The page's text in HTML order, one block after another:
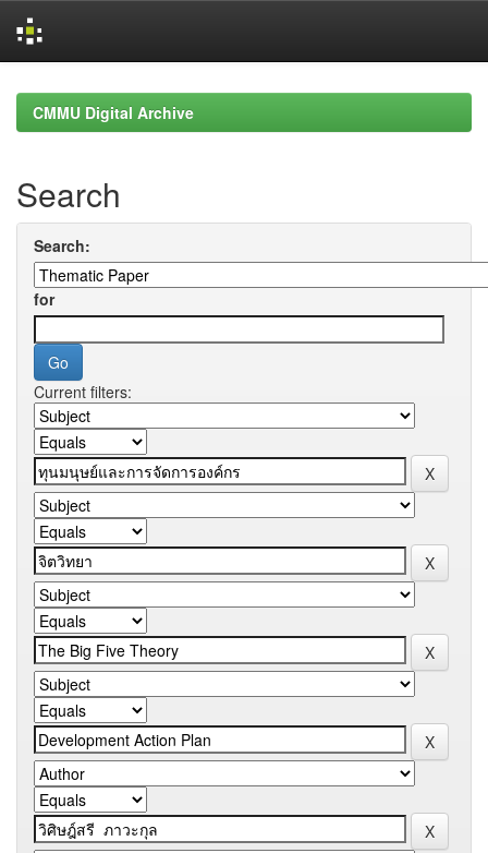
navigationCMMU Digital Archive
Search
Search:
for
Current filters: